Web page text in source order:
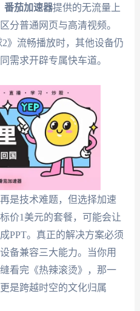
番茄加速器提供的无流量上
分普通网页与高清视频。
》流畅播放时，其他设备仍
需求开辟专属快车道。
是技术难题，但选择加速
价1美元的套餐，可能会让
PPT。真正的解决方案必须
备兼容三大能力。当你用
看完《热辣滚烫》，那一
是跨越时空的文化归属